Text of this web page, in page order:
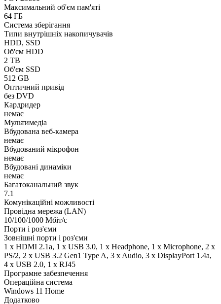
Максимальний об'єм пам'яті
64 ГБ
Система зберігання
Типи внутрішніх накопичувачів
HDD, SSD
Об'єм HDD
2 TB
Об'єм SSD
512 GB
Оптичний привід
без DVD
Кардридер
немає
Мультимедіа
Вбудована веб-камера
немає
Вбудований мікрофон
немає
Вбудовані динаміки
немає
Багатоканальний звук
7.1
Комунікаційні можливості
Провідна мережа (LAN)
10/100/1000 Мбіт/с
Порти і роз'єми
Зовнішні порти і роз'єми
1 x HDMI 2.1a, 1 x USB 3.0, 1 x Нeadphone, 1 х Microphone, 2 x
PS/2, 2 x USB 3.2 Gen1 Type A, 3 x Audio, 3 x DisplayPort 1.4a,
4 x USB 2.0, 1 x RJ45
Програмне забезпечення
Операційна система
Windows 11 Home
Додатково